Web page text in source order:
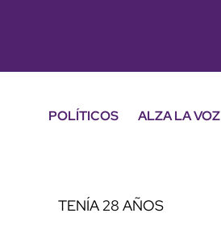
POLÍTICOS ALZA LA VOZ
TENÍA 28 AÑOS